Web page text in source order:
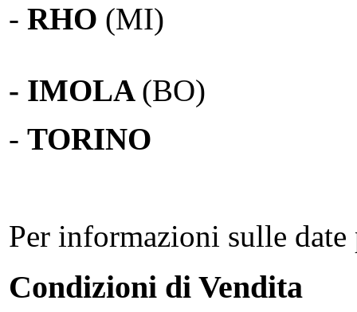
- RHO (MI)
- IMOLA (BO)
- TORINO
Per informazioni sulle
Condizioni di Vendita